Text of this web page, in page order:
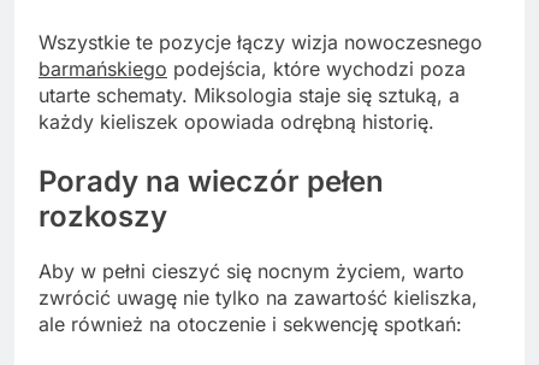
Wszystkie te pozycje łączy wizja nowoczesnego
barmańskiego podejścia, które wychodzi poza
utarte schematy. Miksologia staje się sztuką, a
każdy kieliszek opowiada odrębną historię.
Porady na wieczór pełen
rozkoszy
Aby w pełni cieszyć się nocnym życiem, warto
zwrócić uwagę nie tylko na zawartość kieliszka,
ale również na otoczenie i sekwencję spotkań: